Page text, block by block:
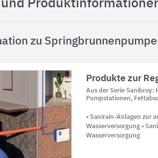
zu
Produkte zur
Aus der Serie Sanibroy:
Pumpstationen,
• Sanirain-Anlagen zur
Wasserversorgung •
Wasserversorgung